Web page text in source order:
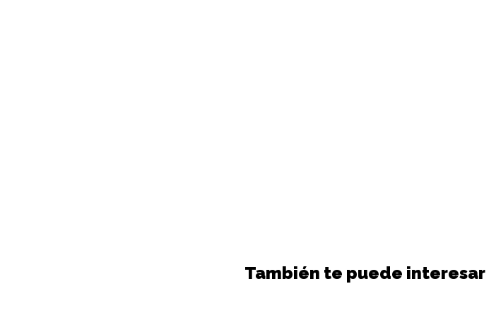
También te puede interesar